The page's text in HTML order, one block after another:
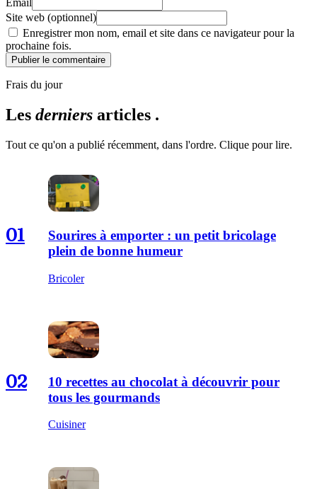
Site web (optionnel)
Enregistrer mon nom, email et site dans ce navigateur pour la
prochaine fois.
Publier le commentaire
Frais du jour
Les derniers articles .
Tout ce qu'on a publié récemment, dans l'ordre. Clique pour lire.
01
Sourires à emporter : un petit bricolage
plein de bonne humeur
Bricoler
02
10 recettes au chocolat à découvrir pour
tous les gourmands
Cuisiner